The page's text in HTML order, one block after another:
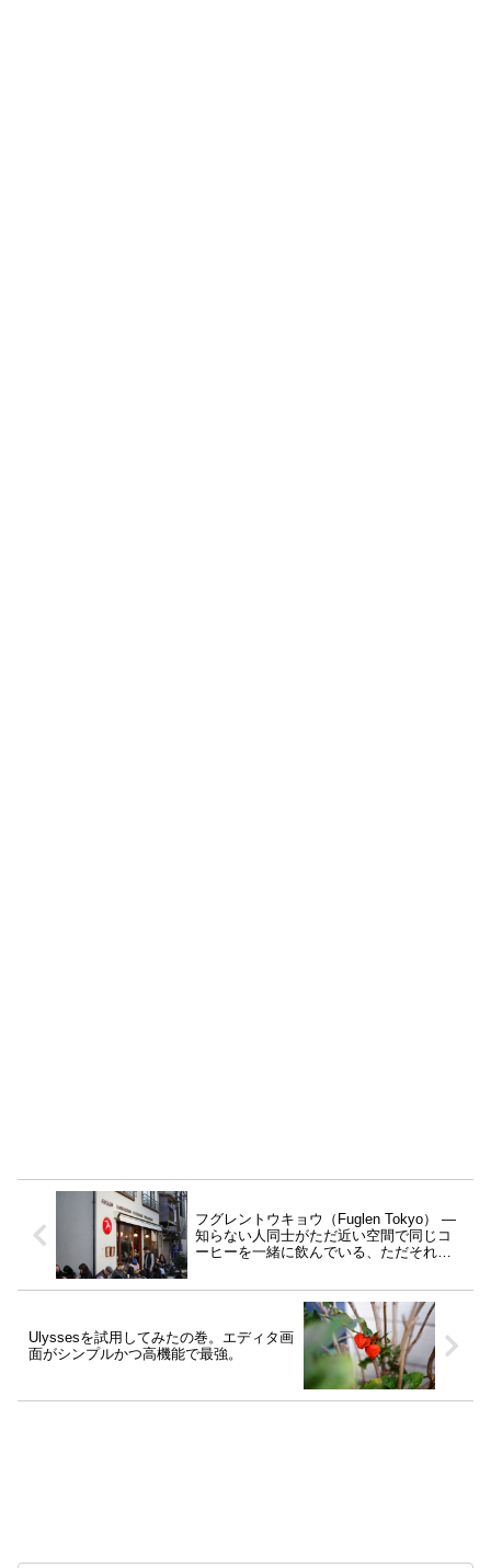
フグレントウキョウ（Fuglen Tokyo） ―
知らない人同士がただ近い空間で同じコ
ーヒーを一緒に飲んでいる、ただそれだ
Ulyssesを試用してみたの巻。エディタ画
面がシンプルかつ高機能で最強。